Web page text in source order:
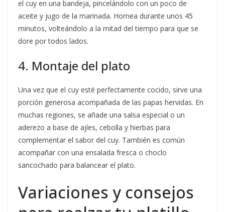
el cuy en una bandeja, pincelándolo con un poco de
aceite y jugo de la marinada. Hornea durante unos 45
minutos, volteándolo a la mitad del tiempo para que se
dore por todos lados.
4. Montaje del plato
Una vez que el cuy esté perfectamente cocido, sirve una
porción generosa acompañada de las papas hervidas. En
muchas regiones, se añade una salsa especial o un
aderezo a base de ajíes, cebolla y hierbas para
complementar el sabor del cuy. También es común
acompañar con una ensalada fresca o choclo
sancochado para balancear el plato.
Variaciones y consejos